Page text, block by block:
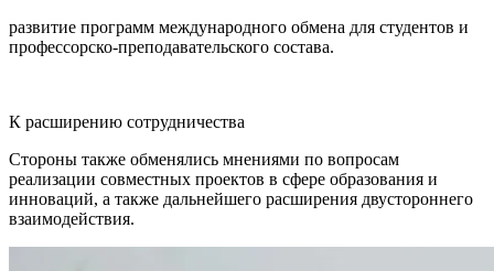
развитие программ международного обмена для студентов и
профессорско-преподавательского состава.
К расширению сотрудничества
Стороны также обменялись мнениями по вопросам
реализации совместных проектов в сфере образования и
инноваций, а также дальнейшего расширения двустороннего
взаимодействия.